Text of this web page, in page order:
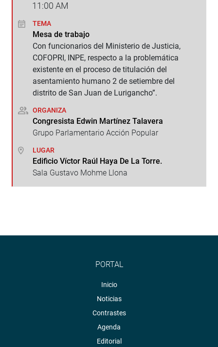
11:00 AM
TEMA
Mesa de trabajo
Con funcionarios del Ministerio de Justicia,
COFOPRI, INPE, respecto a la problemática
existente en el proceso de titulación del
asentamiento humano 2 de setiembre del
distrito de San Juan de Lurigancho”.
ORGANIZA
Congresista Edwin Martínez Talavera
Grupo Parlamentario Acción Popular
LUGAR
Edificio Víctor Raúl Haya De La Torre.
Sala Gustavo Mohme Llona
PORTAL
Inicio
Noticias
Contrastes
Agenda
Editorial